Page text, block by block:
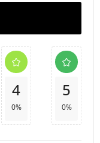
4
0%
5
0%